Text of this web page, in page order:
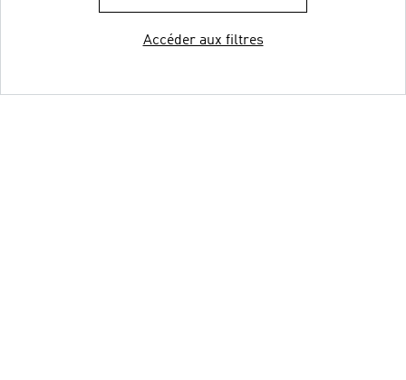
Accéder aux filtres